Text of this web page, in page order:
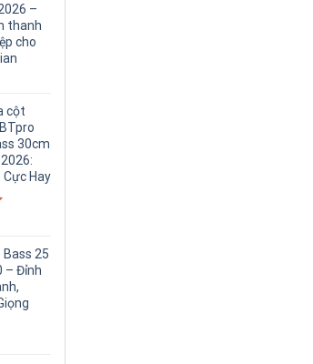
–
thanh
cho
cột
30cm
Cực Hay
Bass 25
– Đỉnh